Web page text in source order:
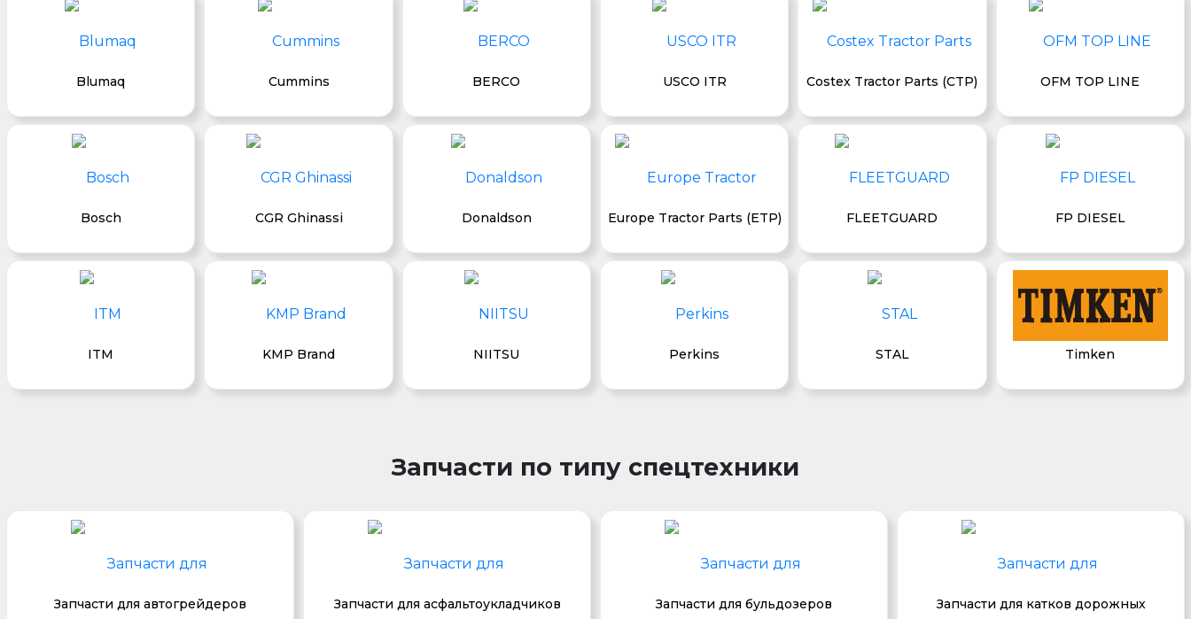
Blumaq Cummins BERCO USCO ITR Costex Tractor Parts (CTP) OFM TOP LINE
Bosch CGR Ghinassi Donaldson Europe Tractor Parts (ETP) FLEETGUARD FP DIESEL
ITM KMP Brand NIITSU Perkins STAL Timken
Запчасти по типу спецтехники
Запчасти для автогрейдеров Запчасти для асфальтоукладчиков Запчасти для бульдозеров Запчасти для катков дорожных